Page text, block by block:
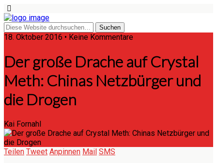
18. Oktober 2016 • Keine Kommentare
Der große Drache auf Crystal
Meth: Chinas Netzbürger und
die Drogen
Kai Fornahl
Teilen Tweet Anpinnen Mail SMS